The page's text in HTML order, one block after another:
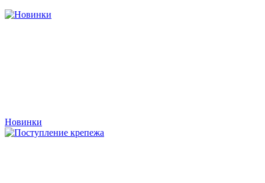
Новинки